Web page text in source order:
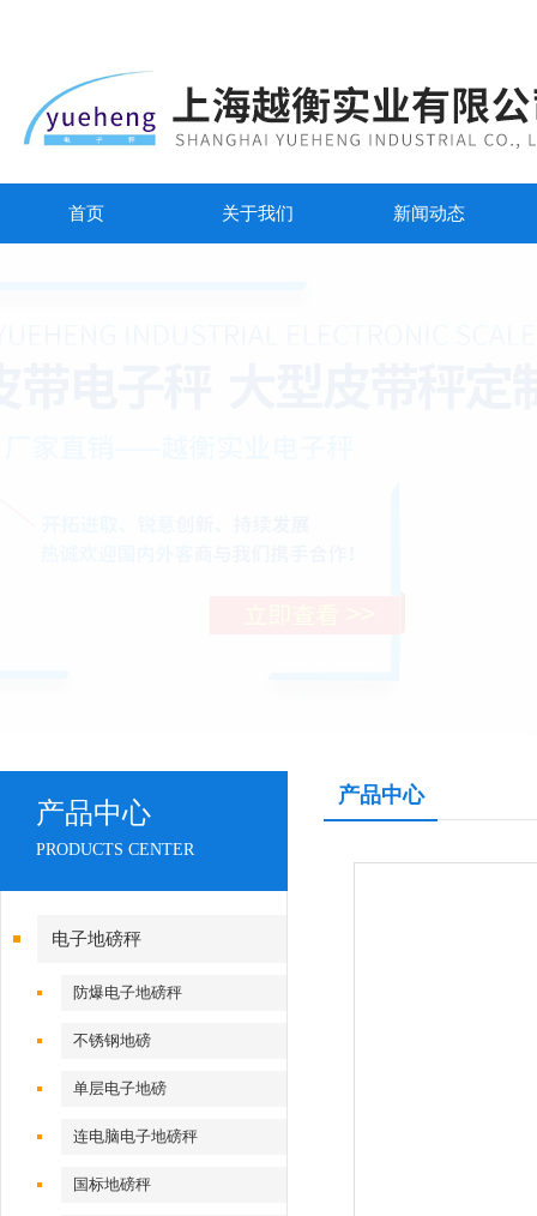
首页 关于我们 新闻动态
产品中心
PRODUCTS CENTER
电子地磅秤
防爆电子地磅秤
不锈钢地磅
单层电子地磅
连电脑电子地磅秤
国标地磅秤
产品中心